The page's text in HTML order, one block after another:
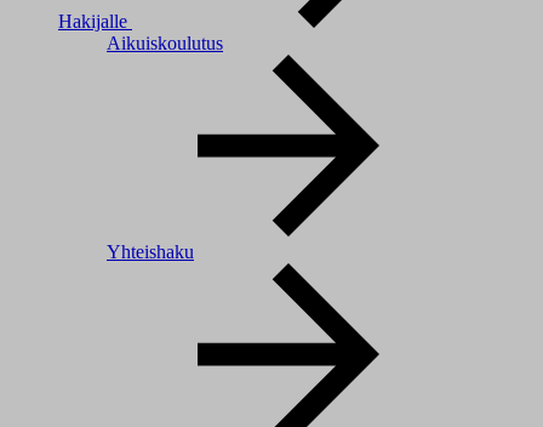
Hakijalle
Aikuiskoulutus
Yhteishaku